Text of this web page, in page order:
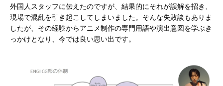
外国人スタッフに伝えたのですが、結果的にそれが誤解を招き、
現場で混乱を引き起こしてしまいました。そんな失敗談もありま
したが、その経験からアニメ制作の専門用語や演出意図を学ぶき
っかけとなり、今では良い思い出です。